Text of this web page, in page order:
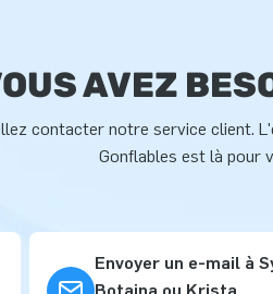
AVEZ
contacter notre service client.
Gonflables est là pour
Envoyer un e-mail à